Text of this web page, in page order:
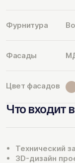
Фурнитура
Фасады
Цвет фасадов
Что входит
Технический
3D-дизайн